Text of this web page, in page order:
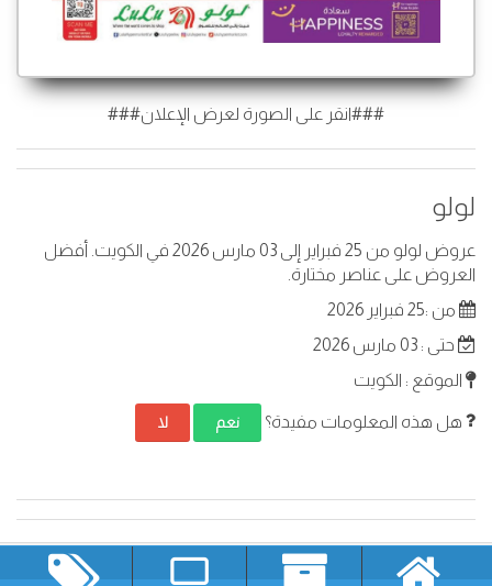
###انقر على الصورة لعرض الإعلان###
لولو
عروض لولو من 25 فبراير إلى 03 مارس 2026 في الكويت. أفضل
العروض على عناصر مختارة.
من :25 فبراير 2026
حتى : 03 مارس 2026
الموقع : الكويت
هل هذه المعلومات مفيدة؟ نعم لا